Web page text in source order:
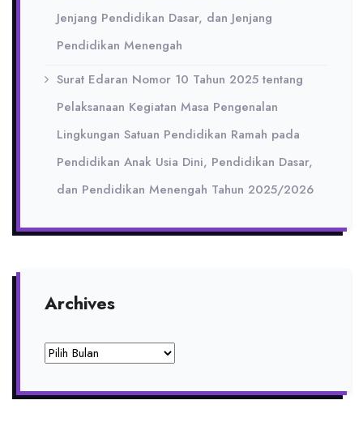
Jenjang Pendidikan Dasar, dan Jenjang
Pendidikan Menengah
Surat Edaran Nomor 10 Tahun 2025 tentang
Pelaksanaan Kegiatan Masa Pengenalan
Lingkungan Satuan Pendidikan Ramah pada
Pendidikan Anak Usia Dini, Pendidikan Dasar,
dan Pendidikan Menengah Tahun 2025/2026
Archives
Archives